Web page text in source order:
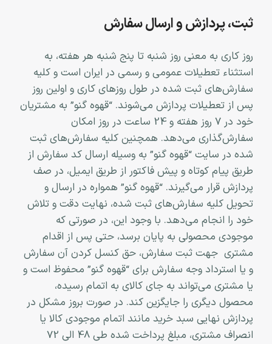
ثبت، پردازش و ارسال سفارش
روز کاری به معنی روز شنبه تا پنج شنبه هر هفته، به
استثناء تعطیلات عمومی و رسمی در ایران است و کلیه
سفارش‏‌های ثبت شده در طول روزهای کاری و اولین روز
پس از تعطیلات پردازش می‌‏شوند. “قهوه گنو” به مشتریان
خود در 7 روز هفته و 24 ساعت در روز امکان
سفارش‌‏گذاری می‌‏دهد. همچنین کلیه سفارش‌‏های ثبت
شده در سایت “قهوه گنو” به وسیله ارسال کد سفارش از
طریق پیام کوتاه و پیش فاکتور از طریق ایمیل، در صف
پردازش قرار می‏‌گیرند. “قهوه گنو” همواره در ارسال و
تحویل کلیه سفارش‌‏های ثبت شده، نهایت دقت و تلاش
خود را انجام می‌دهد. با وجود این، در صورتی که
موجودی محصولی به پایان برسد، حتی پس از اقدام
مشتری جهت ثبت سفارش، حق کنسل کردن آن سفارش
و یا استرداد وجه سفارش برای “قهوه گنو” محفوظ است و
یا مشتری می‏‌تواند به جای کالای به اتمام رسیده،
محصول دیگری را جایگزین کند. در صورت بروز مشکل در
پردازش نهایی سبد خرید مانند اتمام موجودی کالا یا
انصراف مشتری، مبلغ پرداخت شده طی 48 الی 72